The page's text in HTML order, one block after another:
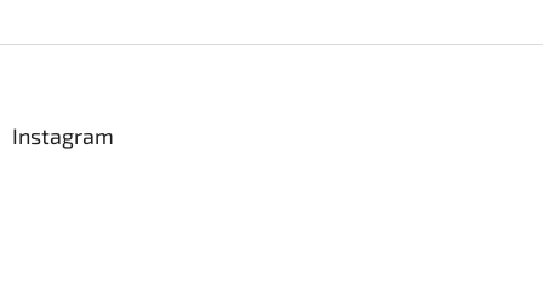
Instagram